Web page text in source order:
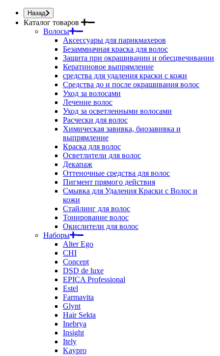
Назад
Каталог товаров
Волосы
Аксессуары для парикмахеров
Безаммиачная краска для волос
Защита при окрашивании и обесцвечивании
Кератиновое выпрямление
средства для удаления краски с кожи
Средства до и после окрашивания волос
Уход за волосами
Лечение волос
Уход за осветленными волосами
Расчески для волос
Химическая завивка, биозавивка и
выпрямление
Краска для волос
Осветлители для волос
Декапаж
Оттеночные средства для волос
Пигмент прямого действия
Смывка для Удаления Краски с Волос и
кожи
Стайлинг для волос
Тонирование волос
Окислители для волос
Наборы
Alter Ego
CHI
Concept
DSD de luxe
EPICA Professional
Estel
Farmavita
Glynt
Hair Sekta
Inebrya
Insight
Itely
Kaypro